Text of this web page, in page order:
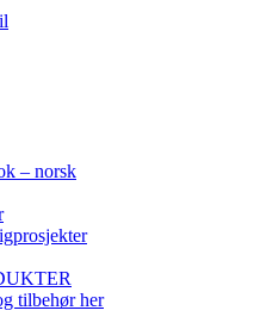
– norsk
tilbehør her